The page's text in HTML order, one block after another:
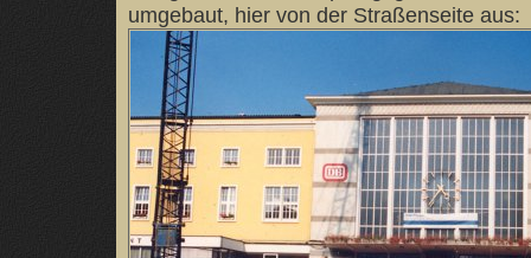
umgebaut, hier von der Straßenseite aus: